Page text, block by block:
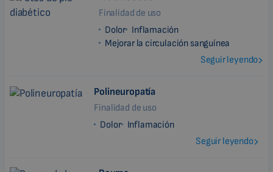
Finalidad de uso
Dolor Inflamación
Mejorar la circulación sanguínea
Seguir leyendo
Polineuropatía
Finalidad de uso
Dolor
Inflamación
Seguir leyendo